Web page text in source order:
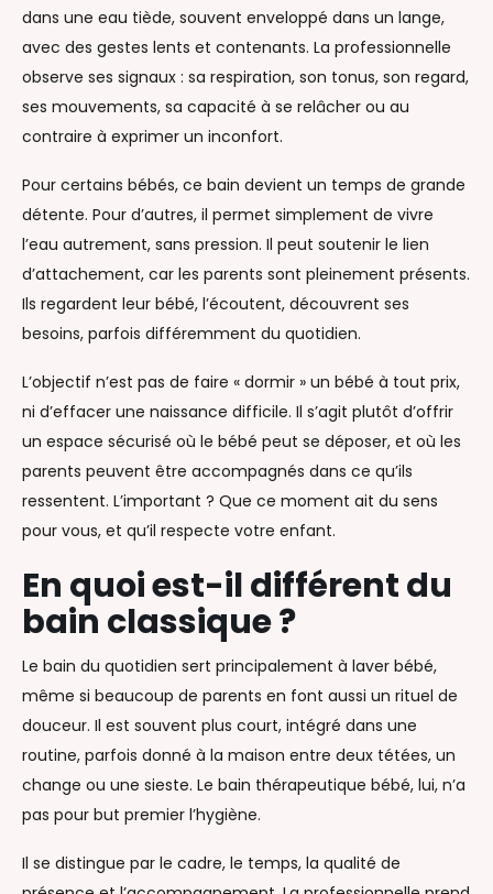
dans une eau tiède, souvent enveloppé dans un lange,
avec des gestes lents et contenants. La professionnelle
observe ses signaux : sa respiration, son tonus, son regard,
ses mouvements, sa capacité à se relâcher ou au
contraire à exprimer un inconfort.
Pour certains bébés, ce bain devient un temps de grande
détente. Pour d’autres, il permet simplement de vivre
l’eau autrement, sans pression. Il peut soutenir le lien
d’attachement, car les parents sont pleinement présents.
Ils regardent leur bébé, l’écoutent, découvrent ses
besoins, parfois différemment du quotidien.
L’objectif n’est pas de faire « dormir » un bébé à tout prix,
ni d’effacer une naissance difficile. Il s’agit plutôt d’offrir
un espace sécurisé où le bébé peut se déposer, et où les
parents peuvent être accompagnés dans ce qu’ils
ressentent. L’important ? Que ce moment ait du sens
pour vous, et qu’il respecte votre enfant.
En quoi est-il différent du
bain classique ?
Le bain du quotidien sert principalement à laver bébé,
même si beaucoup de parents en font aussi un rituel de
douceur. Il est souvent plus court, intégré dans une
routine, parfois donné à la maison entre deux tétées, un
change ou une sieste. Le bain thérapeutique bébé, lui, n’a
pas pour but premier l’hygiène.
Il se distingue par le cadre, le temps, la qualité de